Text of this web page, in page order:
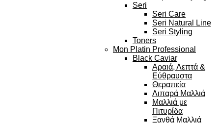
Seri
Seri Care
Seri Natural Line
Seri Styling
Toners
Mon Platin Professional
Black Caviar
Αραιά, Λεπτά &
Εύθραυστα
Θεραπεία
Λιπαρά Μαλλιά
Μαλλιά με
Πιτυρίδα
Ξανθά Μαλλιά